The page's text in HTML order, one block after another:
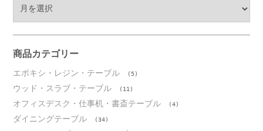
ブ
商品カテゴリー
エポキシ・レジン・テーブル (5)
ウッド・スラブ・テーブル (11)
オフィスデスク・仕事机・書斎テーブル (4)
ダイニングテーブル (34)